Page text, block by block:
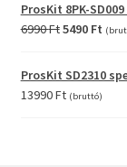
ProsKit 8PK-
6990FtOriginal
was:
6990 Ft.
5490 Ft
is:
ProsKit SD2310
13990Ft (bruttó)